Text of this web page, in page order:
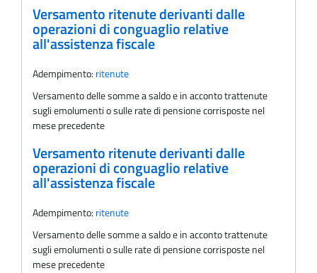
Versamento ritenute derivanti dalle
operazioni di conguaglio relative
all'assistenza fiscale
Adempimento: ritenute
Versamento delle somme a saldo e in acconto trattenute
sugli emolumenti o sulle rate di pensione corrisposte nel
mese precedente
Versamento ritenute derivanti dalle
operazioni di conguaglio relative
all'assistenza fiscale
Adempimento: ritenute
Versamento delle somme a saldo e in acconto trattenute
sugli emolumenti o sulle rate di pensione corrisposte nel
mese precedente